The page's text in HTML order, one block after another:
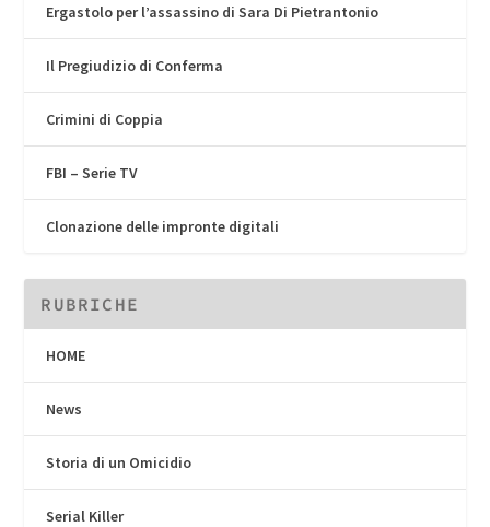
Ergastolo per l’assassino di Sara Di Pietrantonio
Il Pregiudizio di Conferma
Crimini di Coppia
FBI – Serie TV
Clonazione delle impronte digitali
RUBRICHE
HOME
News
Storia di un Omicidio
Serial Killer